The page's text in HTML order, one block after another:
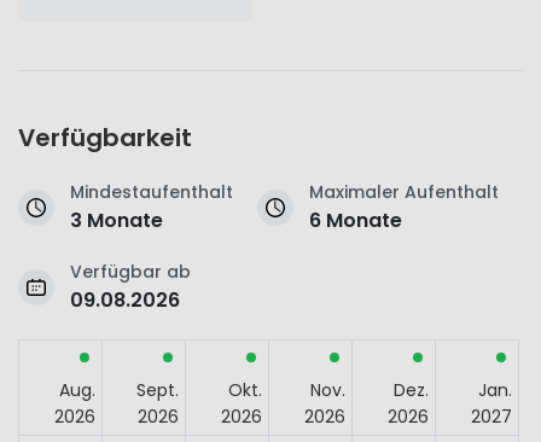
Verfügbarkeit
Mindestaufenthalt
3 Monate
Maximaler Aufenthalt
6 Monate
Verfügbar ab
09.08.2026
Aug.
2026
Sept.
2026
Okt.
2026
Nov.
2026
Dez.
2026
Jan.
2027